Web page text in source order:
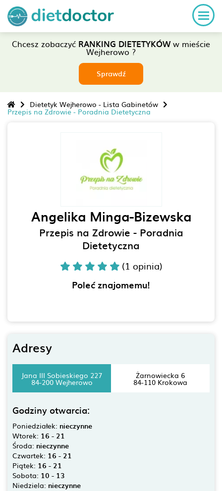
Chcesz zobaczyć RANKING DIETETYKÓWw mieście
Wejherowo ?
Sprawdź
Dietetyk Wejherowo - Lista Gabinetów
Przepis na Zdrowie - Poradnia Dietetyczna
Angelika Minga-Bizewska
Przepis na Zdrowie - Poradnia
Dietetyczna
(1 opinia)
Poleć znajomemu!
Adresy
Jana III Sobieskiego 227
84-200 Wejherowo
Żarnowiecka 6
84-110 Krokowa
Godziny otwarcia:
Poniedziałek: nieczynne
Wtorek: 16 - 21
Środa: nieczynne
Czwartek: 16 - 21
Piątek: 16 - 21
Sobota: 10 - 13
Niedziela: nieczynne